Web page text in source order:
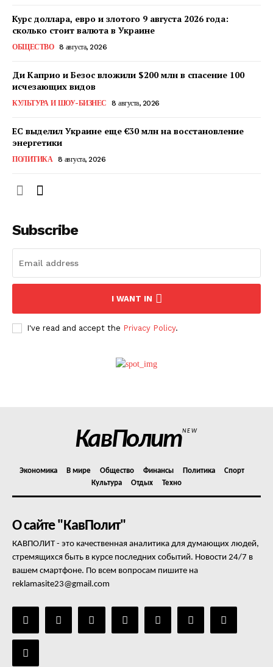
О нас
Политика конфиденциальности
Курс доллара, евро и злотого 9 августа 2026 года:
сколько стоит валюта в Украине
ОБЩЕСТВО 8 августа, 2026
Ди Каприо и Безос вложили $200 млн в спасение 100
исчезающих видов
КУЛЬТУРА И ШОУ-БИЗНЕС 8 августа, 2026
ЕС выделил Украине еще €30 млн на восстановление
энергетики
ПОЛИТИКА 8 августа, 2026
Subscribe
I WANT IN
I've read and accept the Privacy Policy.
КавПолитNEW
Экономика В мире Общество Финансы Политика
Спорт
Культура
Отдых Техно
О сайте "КавПолит"
КАВПОЛИТ - это качественная аналитика для думающих людей,
стремящихся быть в курсе последних событий. Новости 24/7 в
вашем смартфоне. По всем вопросам пишите на
reklamasite23@gmail.com